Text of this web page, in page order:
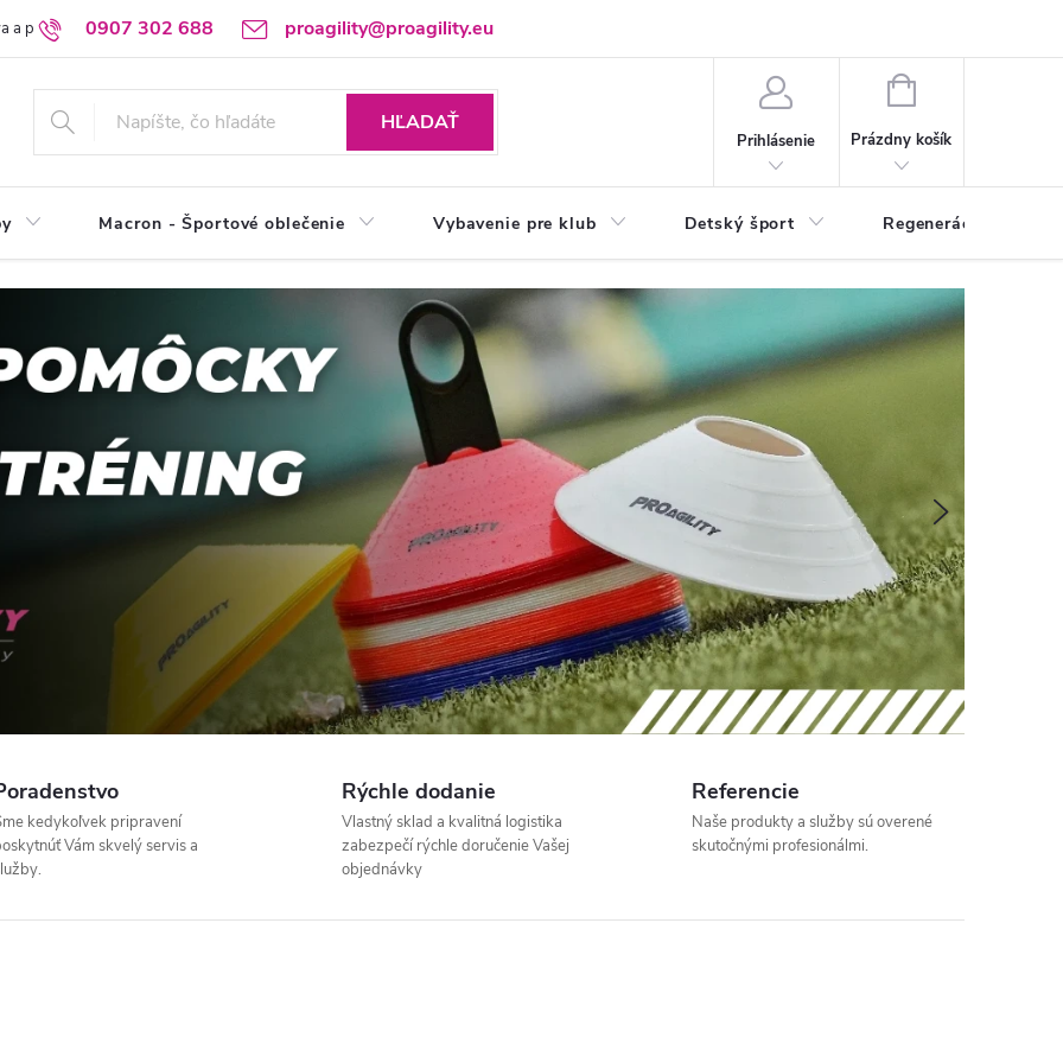
0907 302 688 proagility@proagility.eu
a platba Ochrana osobných údajov / GDPR Výdajné miesto
HĽADAŤ
Prihlásenie
NÁKUPNÝ
Prázdny košík
Macron - Športové oblečenie Vybavenie pre klub Detský šport Regenerácia
kedykoľvek pripravení
Vám skvelý servis a
Rýchle dodanie
Vlastný sklad a kvalitná logistika
zabezpečí rýchle doručenie Vašej
objednávky
Referencie
Naše produkty a služby sú overené
skutočnými profesionálmi.